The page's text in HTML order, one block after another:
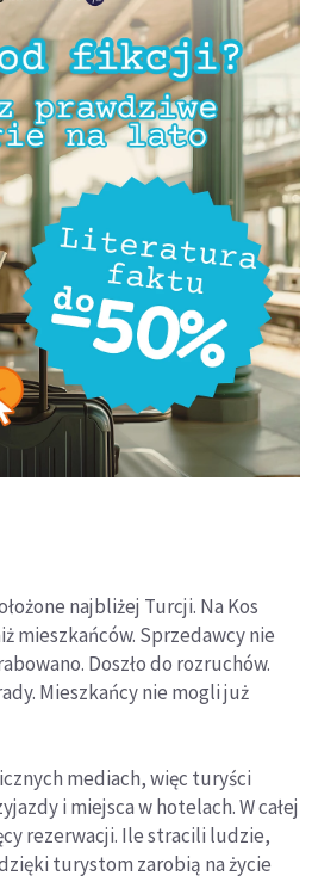
najbliżej Turcji. Na Kos
mieszkańców. Sprzedawcy nie
Doszło do rozruchów.
Mieszkańcy nie mogli już
mediach, więc turyści
i miejsca w hotelach. W całej
rezerwacji. Ile stracili ludzie,
turystom zarobią na życie